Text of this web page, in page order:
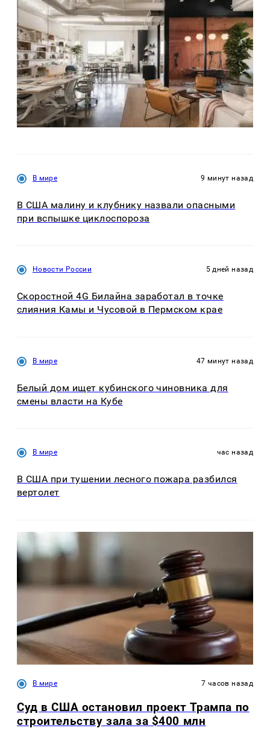
В мире 9 минут назад
В США малину и клубнику назвали опасными
при вспышке циклоспороза
Новости России 5 дней назад
Скоростной 4G Билайна заработал в точке
слияния Камы и Чусовой в Пермском крае
В мире 47 минут назад
Белый дом ищет кубинского чиновника для
смены власти на Кубе
В мире час назад
В США при тушении лесного пожара разбился
вертолет
В мире 7 часов назад
Суд в США остановил проект Трампа по
строительству зала за $400 млн